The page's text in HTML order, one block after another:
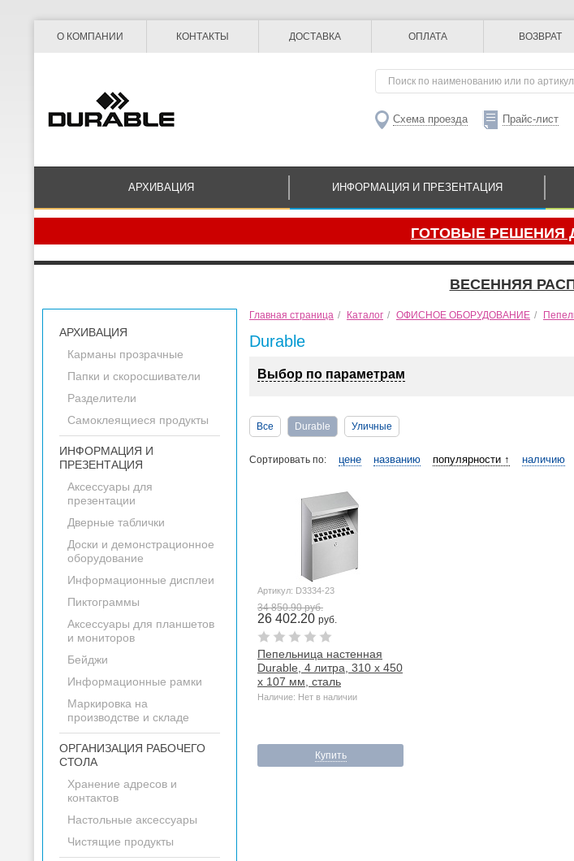
О КОМПАНИИ КОНТАКТЫ ДОСТАВКА ОПЛАТА ВОЗВРАТ
Схема проезда Прайс-лист
АРХИВАЦИЯ ИНФОРМАЦИЯ И ПРЕЗЕНТАЦИЯ
ГОТОВЫЕ РЕШЕНИЯ
ВЕСЕННЯЯ
АРХИВАЦИЯ
Карманы прозрачные
Папки и скоросшиватели
Разделители
Самоклеящиеся продукты
ИНФОРМАЦИЯ И
ПРЕЗЕНТАЦИЯ
Аксессуары для
презентации
Дверные таблички
Доски и демонстрационное
оборудование
Информационные дисплеи
Пиктограммы
Аксессуары для планшетов
и мониторов
Бейджи
Информационные рамки
Маркировка на
производстве и складе
ОРГАНИЗАЦИЯ РАБОЧЕГО
СТОЛА
Хранение адресов и
контактов
Настольные аксессуары
Чистящие продукты
Главная страница / Каталог / ОФИСНОЕ ОБОРУДОВАНИЕ /
Durable
Выбор по параметрам
Все Durable Уличные
Сортировать по: цене названию популярности ↑ наличию
Артикул: D3334-23
34 850.90 руб.
26 402.20 руб.
Пепельница настенная
Durable, 4 литра, 310 х 450
х 107 мм, сталь
Наличие: Нет в наличии
Купить